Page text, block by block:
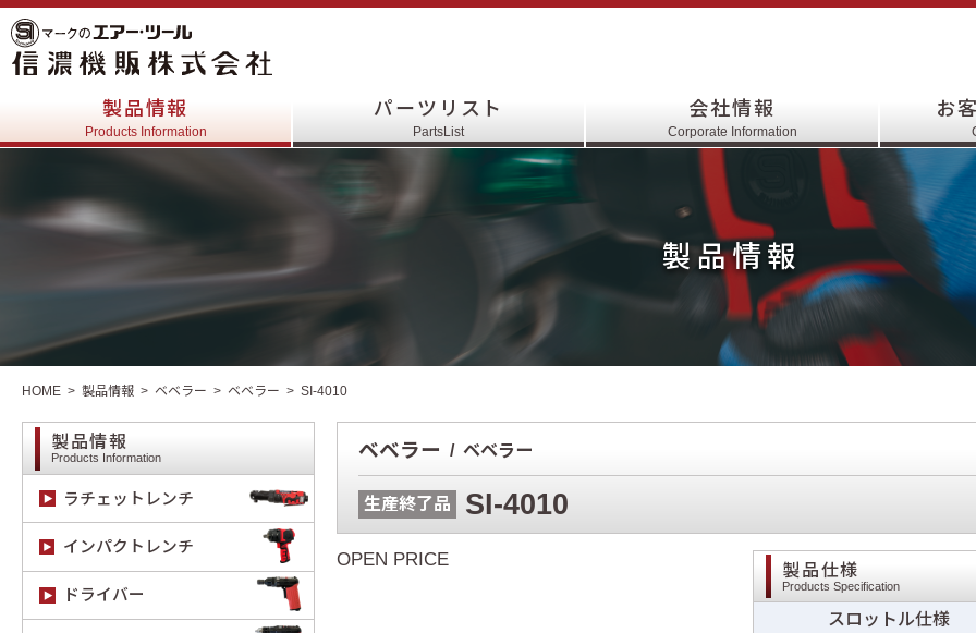
製品情報
Products Information
パーツリスト
PartsList
会社情報
Corporate Information
お
製品情報
HOME 製品情報 ベベラー ベベラー SI-4010
製品情報
Products Information
ラチェットレンチ
インパクトレンチ
ドライバー
ベベラー ベベラー
生産終了品 SI-4010
OPEN PRICE 製品仕様
Products Specification
スロットル仕様